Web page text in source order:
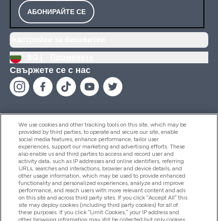
АБОНИРАЙТЕ СЕ
Свържете се с нас
Помощ И Информация
Продукти
Информация За Компанията
We use cookies and other tracking tools on this site, which may be
provided by third parties, to operate and secure our site, enable
social media features, enhance performance, tailor user
experiences, support our marketing and advertising efforts. These
also enable us and third parties to access and record user and
activity data, such as IP addresses and online identifiers, referring
URLs, searches and interactions, browser and device details, and
other usage information, which may be used to provide enhanced
functionality and personalized experiences, analyze and improve
performance, and reach users with more relevant content and ads
on this site and across third party sites. If you click “Accept All” this
site may deploy cookies (including third party cookies) for all of
these purposes. If you click “Limit Cookies,” your IP address and
other browsing information may still be collected but only cookies